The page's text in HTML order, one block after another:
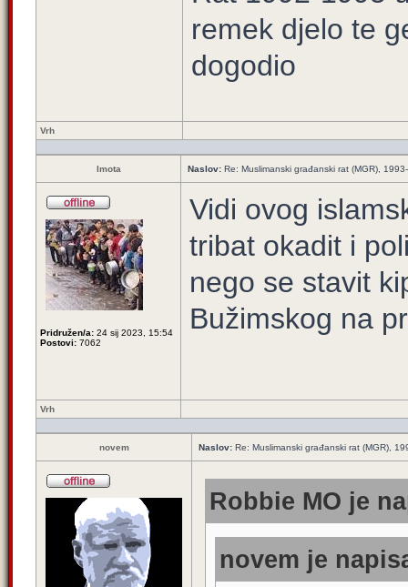
remek djelo te
dogodio
Vrh
Imota Naslov: Re: Muslimanski građanski rat (MGR),
Pridružen/a: 24 sij 2023, 15:54
Postovi: 7062
Vidi ovog
tribat okadit i
nego se stavit
Bužimskog na
Vrh
novem Naslov: Re: Muslimanski građanski rat (MGR),
Robbie MO je
novem je